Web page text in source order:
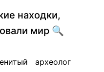
находки,
мир 🔍
археолог